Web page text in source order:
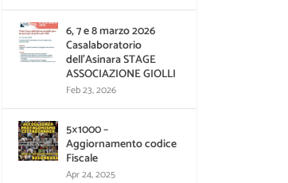
6, 7 e 8 marzo 2026
Casalaboratorio
dell’Asinara STAGE
ASSOCIAZIONE GIOLLI
Feb 23, 2026
5×1000 –
Aggiornamento codice
Fiscale
Apr 24, 2025